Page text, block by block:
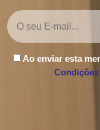
Ao enviar esta
Condições